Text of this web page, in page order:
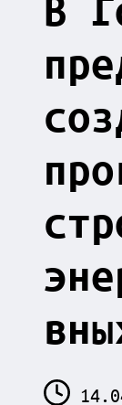
о
у
с
В